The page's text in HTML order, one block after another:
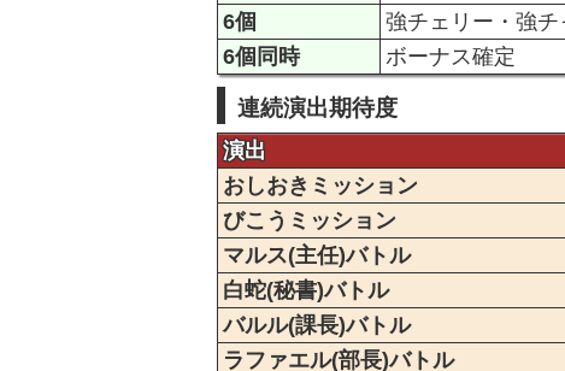
6個 強チェリー・強チ
6個同時
ボーナス確定
連続演出期待度
演出
おしおきミッション
びこうミッション
マルス(主任)バトル
白蛇(秘書)バトル
バルル(課長)バトル
ラファエル(部長)バトル